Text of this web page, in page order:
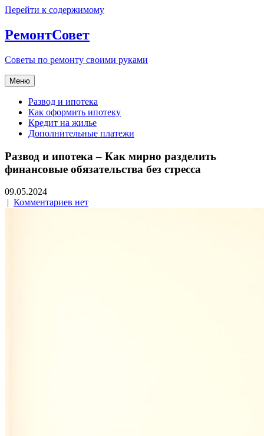
Перейти к содержимому
РемонтСовет
Советы по ремонту своими руками
Меню
Развод и ипотека
Как оформить ипотеку
Кредит на жилье
Дополнительные платежи
Развод и ипотека – Как мирно разделить
финансовые обязательства без стресса
09.05.2024
| Комментариев нет